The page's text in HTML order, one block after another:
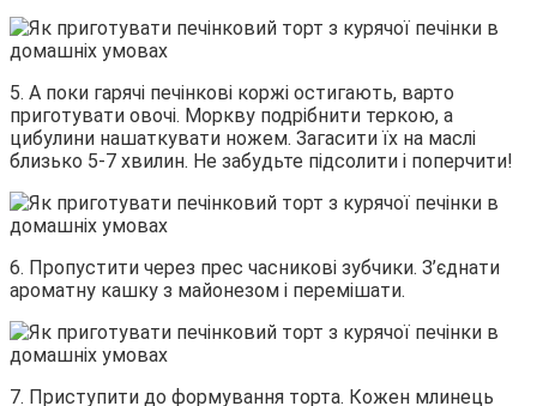
5. А поки гарячі печінкові коржі остигають, варто
приготувати овочі. Моркву подрібнити теркою, а
цибулини нашаткувати ножем. Загасити їх на маслі
близько 5-7 хвилин. Не забудьте підсолити і поперчити!
6. Пропустити через прес часникові зубчики. З’єднати
ароматну кашку з майонезом і перемішати.
7. Приступити до формування торта. Кожен млинець